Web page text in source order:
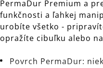
PermaDur Premium a
funkčnosti a ľahkej
urobíte všetko -
opražíte cibuľku alebo
Povrch PermaDur: